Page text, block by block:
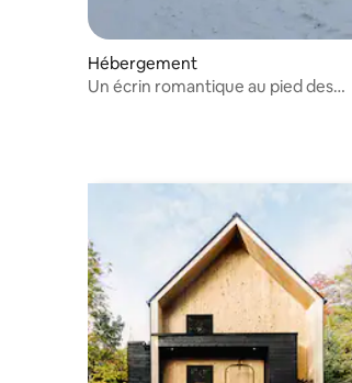
Hébergement
Un écrin romantique au pied des